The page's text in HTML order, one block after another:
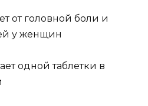
от головной боли и
у женщин
одной таблетки в